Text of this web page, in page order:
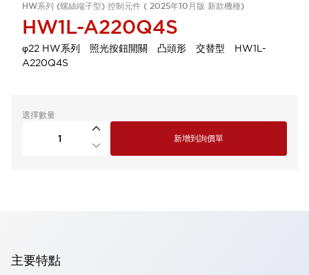
HW系列 (螺絲端子型) 控制元件 ( 2025年10月版 新款機種)
HW1L-A220Q4S
φ22 HW系列 照光按鈕開關 凸頭形 交替型 HW1L-
A220Q4S
選擇數量
新增到詢價單
主要特點